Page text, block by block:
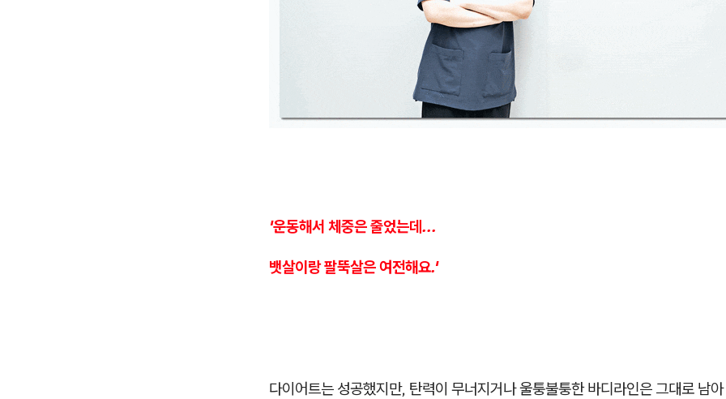
'운동해서 체중은 줄었는데...
뱃살이랑 팔뚝살은 여전해요.'
다이어트는 성공했지만, 탄력이 무너지거나 울퉁불퉁한 바디라인은 그대로 남